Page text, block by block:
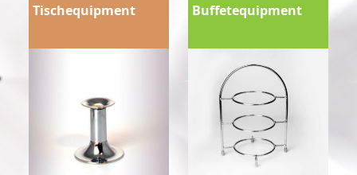
Tischequipment Buffetequipment